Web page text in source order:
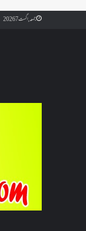
جمعہ, اگست 7 2026